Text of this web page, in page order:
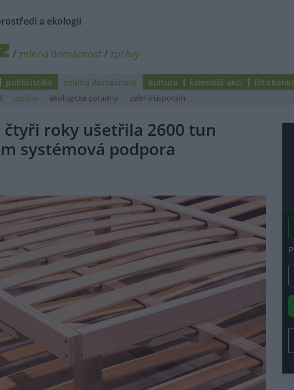
a ekologii
/ zelená domácnost/ zprávy
publicistika zelená domácnost kultura kalendář akcí
zprávy ekologické poradny zelená úsporám
čtyři roky ušetřila 2600 tun
systémová podpora